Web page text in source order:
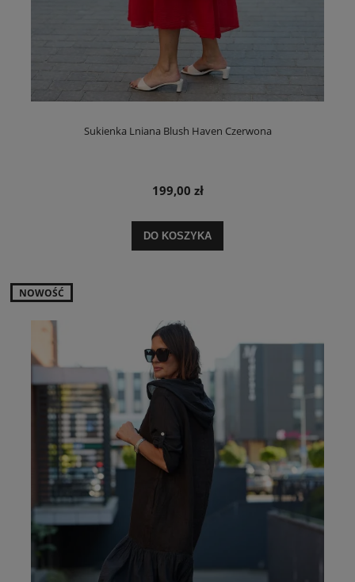
Sukienka Lniana Blush Haven Czerwona
199,00 zł
DO KOSZYKA
NOWOŚĆ